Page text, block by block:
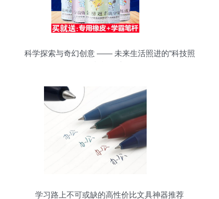
科学探索与奇幻创意 —— 未来生活照进的“科技照
学习路上不可或缺的高性价比文具神器推荐